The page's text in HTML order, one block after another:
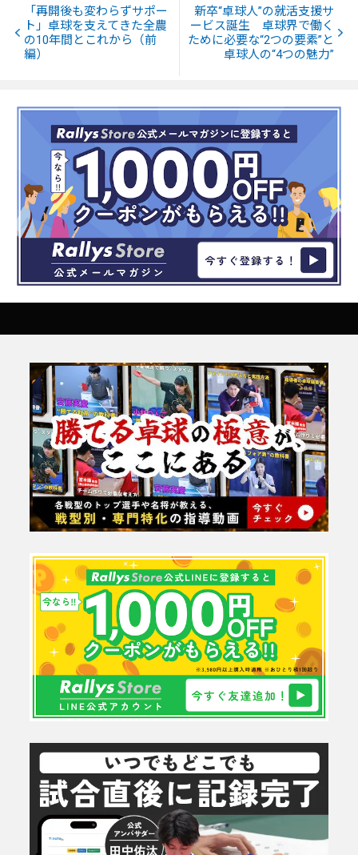
「再開後も変わらずサポー
ト」卓球を支えてきた全農
の10年間とこれから（前
編）
新卒“卓球人”の就活支援サ
ービス誕生 卓球界で働く
ために必要な“2つの要素”と
卓球人の“4つの魅力”